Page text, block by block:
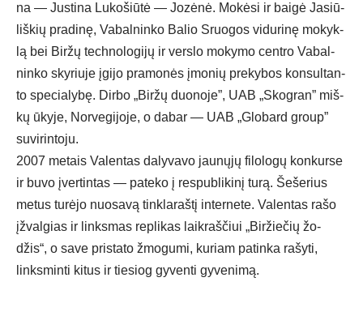
na — Jus­ti­na Lu­ko­šiū­tė — Jo­zė­nė. Mo­kė­si ir bai­gė Ja­siū­
liš­kių pra­di­nę, Va­bal­nin­ko Ba­lio Sruo­gos vi­du­ri­nę mo­kyk­
lą bei Bir­žų tech­no­lo­gi­jų ir vers­lo mo­ky­mo cent­ro Va­bal­
nin­ko sky­riu­je įgi­jo pra­mo­nės įmo­nių pre­ky­bos kon­sul­tan­
to spe­cia­ly­bę. Dir­bo „Bir­žų duonoje”, UAB „Skogran” miš­
kų ūky­je, Nor­ve­gi­jo­je, o da­bar — UAB „Glo­bard group”
su­vi­rin­to­ju.
2007 me­tais Va­len­tas da­ly­va­vo jau­nų­jų fi­lo­lo­gų kon­kur­se
ir bu­vo įver­tin­tas — pa­te­ko į res­pub­li­ki­nį tu­rą. Še­še­rius
me­tus tu­rė­jo nuo­sa­vą tink­la­raš­tį in­ter­ne­te. Va­len­tas ra­šo
įžval­gias ir links­mas rep­li­kas laik­raš­čiui „Bir­žie­čių žo­
džis“, o sa­ve pri­sta­to žmo­gu­mi, ku­riam pa­tin­ka ra­šy­ti,
links­min­ti ki­tus ir tie­siog gy­ven­ti gy­ve­ni­mą.